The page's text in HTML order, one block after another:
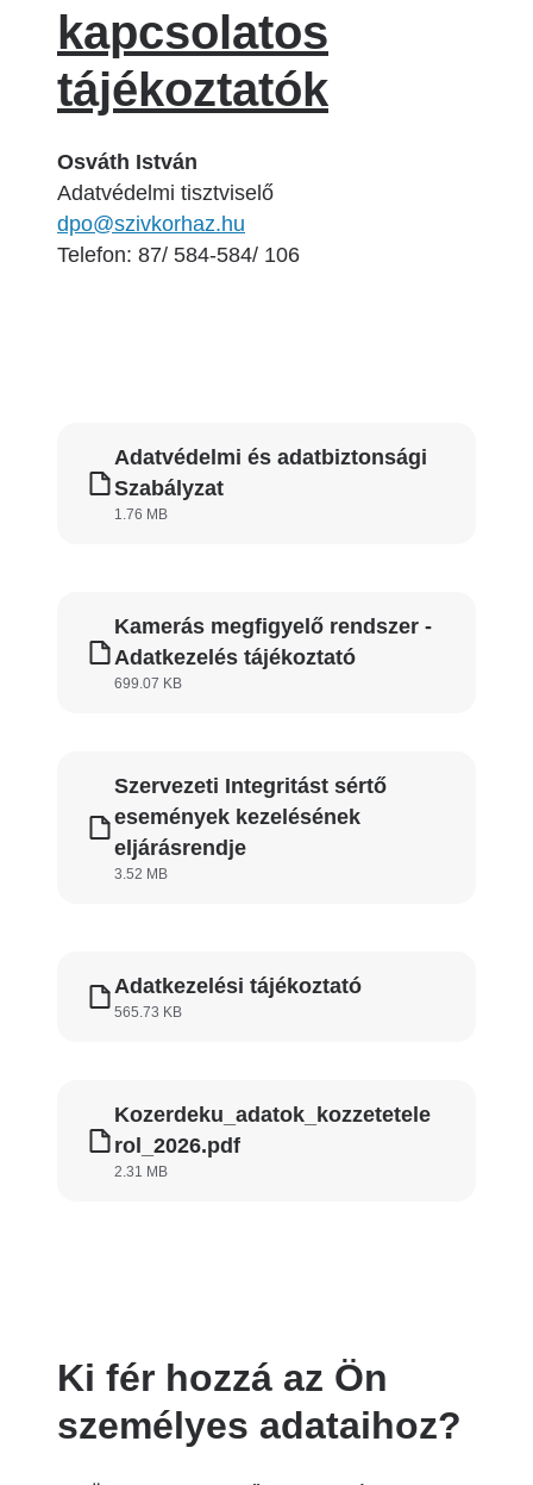
kapcsolatos
tájékoztatók
Osváth István
Adatvédelmi tisztviselő
dpo@szivkorhaz.hu
Telefon: 87/ 584-584/ 106
Adatvédelmi és adatbiztonsági
Szabályzat
1.76 MB
Kamerás megfigyelő rendszer -
Adatkezelés tájékoztató
699.07 KB
Szervezeti Integritást sértő
események kezelésének
eljárásrendje
3.52 MB
Adatkezelési tájékoztató
565.73 KB
Kozerdeku_adatok_kozzetetele
rol_2026.pdf
2.31 MB
Ki fér hozzá az Ön
személyes adataihoz?